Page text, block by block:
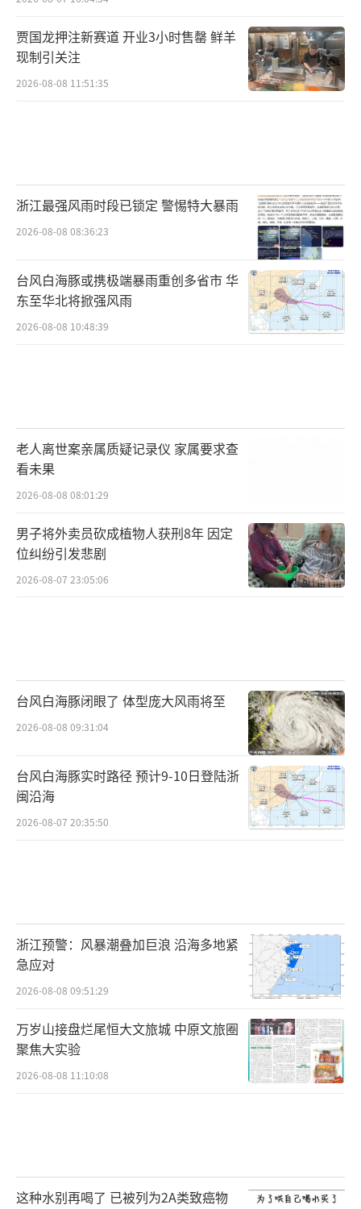
贾国龙押注新赛道 开业3小时售罄 鲜羊
现制引关注
2026-08-08 11:51:35
浙江最强风雨时段已锁定 警惕特大暴雨
2026-08-08 08:36:23
台风白海豚或携极端暴雨重创多省市 华
东至华北将掀强风雨
2026-08-08 10:48:39
老人离世案亲属质疑记录仪 家属要求查
看未果
2026-08-08 08:01:29
男子将外卖员砍成植物人获刑8年 因定
位纠纷引发悲剧
2026-08-07 23:05:06
台风白海豚闭眼了 体型庞大风雨将至
2026-08-08 09:31:04
台风白海豚实时路径 预计9-10日登陆浙
闽沿海
2026-08-07 20:35:50
浙江预警：风暴潮叠加巨浪 沿海多地紧
急应对
2026-08-08 09:51:29
万岁山接盘烂尾恒大文旅城 中原文旅圈
聚焦大实验
2026-08-08 11:10:08
这种水别再喝了 已被列为2A类致癌物